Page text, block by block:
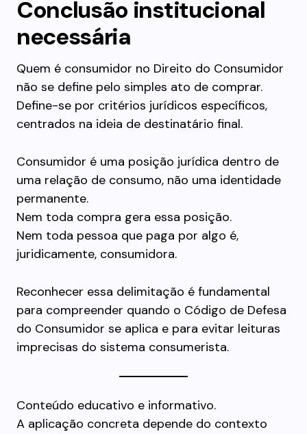
Conclusão institucional
necessária
Quem é consumidor no Direito do Consumidor
não se define pelo simples ato de comprar.
Define-se por critérios jurídicos específicos,
centrados na ideia de destinatário final.
Consumidor é uma posição jurídica dentro de
uma relação de consumo, não uma identidade
permanente.
Nem toda compra gera essa posição.
Nem toda pessoa que paga por algo é,
juridicamente, consumidora.
Reconhecer essa delimitação é fundamental
para compreender quando o Código de Defesa
do Consumidor se aplica e para evitar leituras
imprecisas do sistema consumerista.
Conteúdo educativo e informativo.
A aplicação concreta depende do contexto